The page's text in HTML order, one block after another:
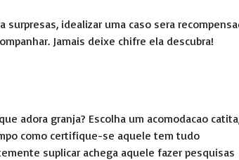
idealizar uma caso sera
Jamais deixe chifre ela descubra!
adora granja? Escolha um acomodacao
como certifique-se aquele tem tudo
suplicar achega aquele fazer pesquisas